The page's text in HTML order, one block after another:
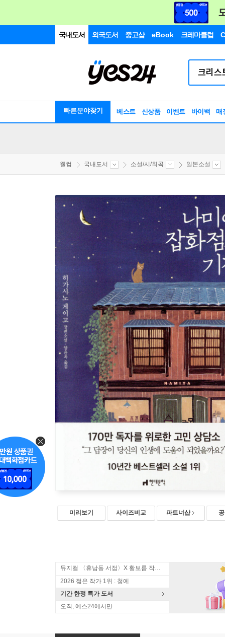
국내도서 외국도서 중고샵 eBook 크레마클럽
빠른분야찾기 베스트 신상품 이벤트 바이백 매
웰컴 국내도서 소설/시/희곡 일본소설
미리보기 사이즈비교 파트너샵
뮤지컬 〈휴남동 서점〉X 황보름 작가 북토크
2026 젊은 작가 1위 : 청예
기간 한정 특가 도서
오직, 예스24에서만